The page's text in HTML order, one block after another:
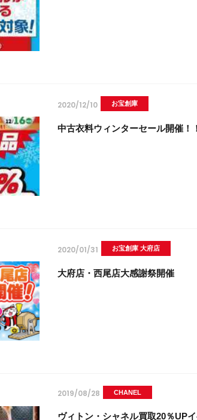
2020/12/10 お宝創庫
中古衣料ウィンターセール開催！
2020/01/31 お宝創庫 大府店
大府店・西尾店大感謝祭開催
2019/08/28 CHANEL
ヴィトン・シャネル買取20％UP